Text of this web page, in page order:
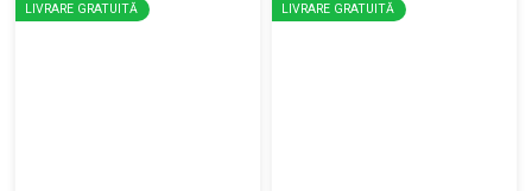
LIVRARE GRATUITĂ LIVRARE GRATUITĂ